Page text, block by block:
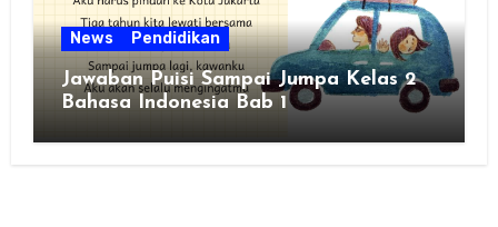
News Pendidikan
Jawaban Puisi Sampai Jumpa Kelas 2
Bahasa Indonesia Bab 1